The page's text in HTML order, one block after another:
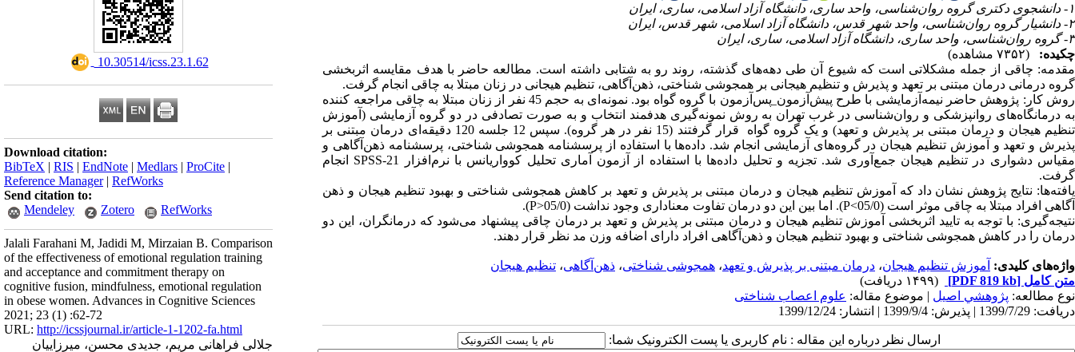
‎ 10.30514/icss.23.1.62
Download citation:
BibTeX | RIS | EndNote | Medlars | ProCite |
Reference Manager| RefWorks
Send citation to:
Mendeley
Zotero RefWorks
Jalali Farahani M, Jadidi M, Mirzaian B. Comparison
of the effectiveness of emotional regulation training
and acceptance and commitment therapy on
cognitive fusion, mindfulness, emotional regulation
in obese women. Advances in Cognitive Sciences
2021; 23 (1) :62-72
URL: http://icssjournal.ir/article-1-1202-fa.html
جلالی فراهانی مریم، جدیدی محسن، میرزاییان
۱- دانشجوی دکتری گروه روان‌شناسی، واحد ساری، دانشگاه آزاد اسلامی، ساری، ایران
۲- دانشیار گروه روان‌شناسی، واحد شهر قدس، دانشگاه آزاد اسلامی، شهر قدس، ایران
۳- گروه روان‌شناسی، واحد ساری، دانشگاه آزاد اسلامی، ساری، ایران
چکیده:
(۷۳۵۲ مشاهده)
مقدمه: چاقی از جمله مشکلاتی است که شیوع آن طی دهه­‌های گذشته، روند رو به شتابی داشته است. مطالعه حاضر با هدف مقایسه اثربخشی
گروه‏ درمانی درمان مبتنی بر تعهد و پذیرش و تنظیم هیجانی بر همجوشی شناختی، ذهن‏‌آگاهی، تنظیم هیجانی در زنان مبتلا به چاقی انجام گرفت.
روش‌ کار: پژوهش حاضر نیمه آزمایشی با طرح پیش آزمون پس
آزمون با گروه گواه بود. نمونه‌­ای به حجم 45 نفر از زنان مبتلا به چاقی مراجعه کننده
به درمانگاه­‌های روان­پزشکی و روان­‌شناسی در غرب تهران به روش نمونه­‌گیری هدفمند انتخاب و به صورت تصادفیدر دو گروه آزمایشی (آموزش
تنظیم هیجان و درمان مبتنی بر پذیرش و تعهد) و یک گروه گواه قرار گرفتند (15 نفر در هر گروه). سپس 12 جلسه 120 دقیقه‌­ای درمان مبتنی بر
پذیرش و تعهد و آموزش تنظیم هیجان در گروه‌­های آزمایشی انجام شد. داده­‌ها با استفاده از پرسشنامه همجوشی شناختی، پرسشنامه ذهن‌­آگاهی و
مقیاس دشواری در تنظیم هیجان جمع‌­آوری شد. تجزیه و تحلیل داده‌ها با استفاده از آزمون آماری تحلیل کوواریانس با نرم­‌افزار
SPSS-21
انجام
گرفت.
یافته‌ها: نتایج پژوهش نشان داد که آموزش تنظیم هیجان و درمان مبتنی بر پذیرش و تعهد بر کاهش همجوشی شناختی و بهبود تنظیم هیجان و ذهن
آگاهی افراد مبتلا به چاقی موثر است (05/0
>
P). اما بین این دو درمان تفاوت معناداری وجود نداشت (05/0
<
P
).
نتیجه­‌گیری: با توجه به تایید اثربخشی آموزش تنظیم هیجان و درمان مبتنی بر پذیرش و تعهد بر درمان چاقی پیشنهاد می­‌شود که درمانگران، این دو
درمان را در کاهش همجوشی شناختی و بهبود تنظیم هیجان و ذهن­‌آگاهی افراد دارای اضافه وزن مد نظر قرار دهند.
واژه‌های کلیدی: آموزش تنظیم هیجان، درمان مبتنی بر پذیرش و تعهد، همجوشی شناختی، ذهن­‌آگاهی، تنظیم هیجان
متن کامل [PDF 819 kb]
(۱۴۹۹ دریافت)
نوع مطالعه: پژوهشي اصیل | موضوع مقاله: علوم اعصاب شناختی
دریافت: 1399/7/29 | پذیرش: 1399/9/4 | انتشار: 1399/12/24
ارسال نظر درباره این مقاله : نام کاربری یا پست الکترونیک شما: